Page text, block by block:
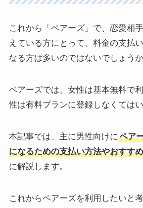
これから「ペアーズ」で、恋愛相
えている方にとって、料金の支払
なる方は多いのではないでしょうか
ペアーズでは、女性は基本無料で
性は有料プランに登録しなくてはい
本記事では、主に男性向けにペア
になるための支払い方法やおすす
に解説します。
これからペアーズを利用したいと